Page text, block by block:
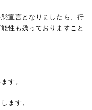
宣言となりましたら、行
性も残っておりますこと
す。
ます。